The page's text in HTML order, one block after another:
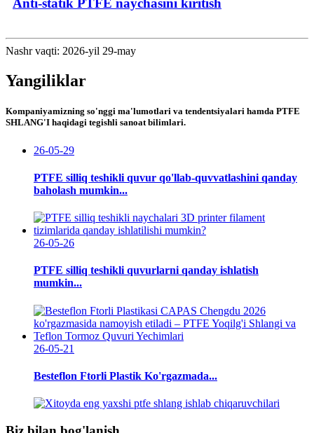
Anti-statik PTFE naychasini kiritish
Nashr vaqti: 2026-yil 29-may
Yangiliklar
Kompaniyamizning so'nggi ma'lumotlari va tendentsiyalari hamda PTFE
SHLANG'I haqidagi tegishli sanoat bilimlari.
26-05-29
PTFE silliq teshikli quvur qo'llab-quvvatlashini qanday
baholash mumkin...
26-05-26
PTFE silliq teshikli quvurlarni qanday ishlatish
mumkin...
26-05-21
Besteflon Ftorli Plastik Ko'rgazmada...